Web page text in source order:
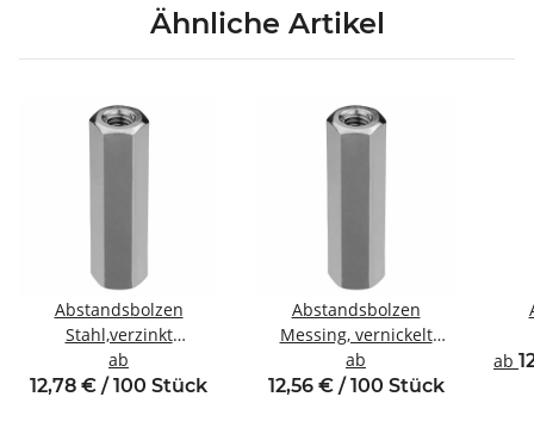
Ähnliche Artikel
Abstandsbolzen
Stahl,verzinkt
Innen/Innengewinde M5
SW8
ab
12,78 € / 100 Stück
Abstandsbolzen
Messing, vernickelt
Innen/Innengewinde M4
SW7
ab
12,56 € / 100 Stück
ab